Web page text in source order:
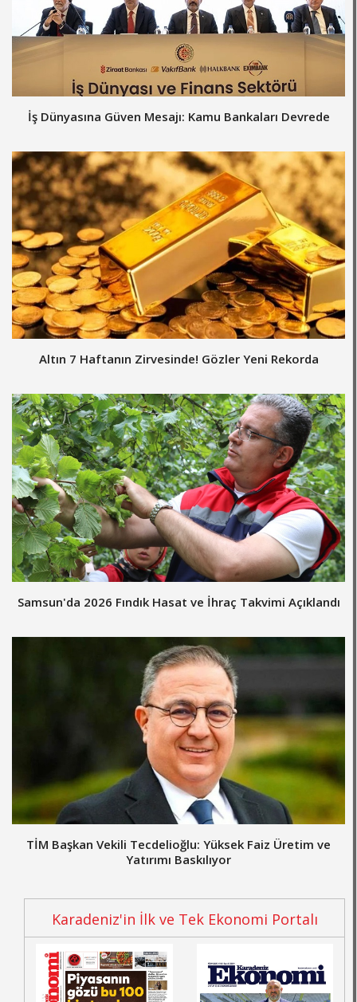
İş Dünyasına Güven Mesajı: Kamu Bankaları Devrede
Altın 7 Haftanın Zirvesinde! Gözler Yeni Rekorda
Samsun'da 2026 Fındık Hasat ve İhraç Takvimi Açıklandı
TİM Başkan Vekili Tecdelioğlu: Yüksek Faiz Üretim ve
Yatırımı Baskılıyor
Karadeniz'in İlk ve Tek Ekonomi Portalı